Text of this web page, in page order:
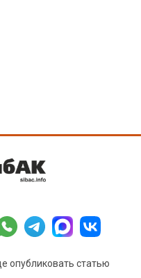
опубликовать статью